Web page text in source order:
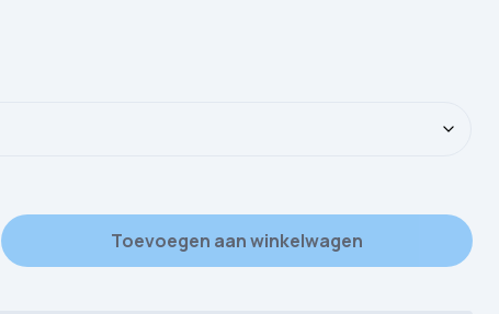
Pure Goal gebreide fleece aantal
Toevoegen aan winkelwagen